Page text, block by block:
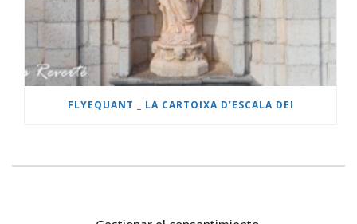
FLYEQUANT _ LA CARTOIXA D’ESCALA DEI